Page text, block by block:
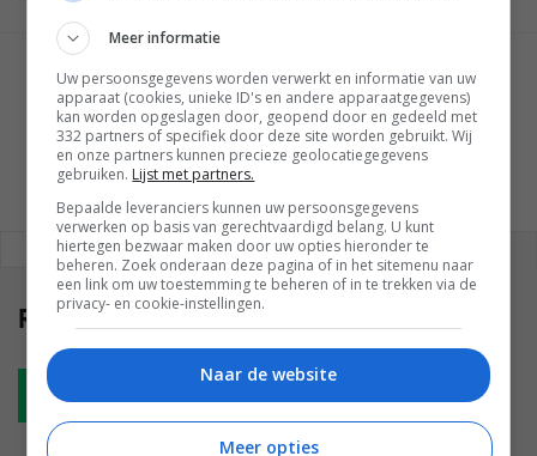
GESCHREVEN DOOR
TOM DIJKEMA
REAGEREN REACTIES (0)
Reacties(0)
Plaats reactie
Meer informatie
Uw persoonsgegevens worden verwerkt en informatie van uw
apparaat (cookies, unieke ID's en andere apparaatgegevens)
kan worden opgeslagen door, geopend door en gedeeld met
332 partners of specifiek door deze site worden gebruikt. Wij
en onze partners kunnen precieze geolocatiegegevens
gebruiken. Lijst met partners.
Bepaalde leveranciers kunnen uw persoonsgegevens
verwerken op basis van gerechtvaardigd belang. U kunt
hiertegen bezwaar maken door uw opties hieronder te
beheren. Zoek onderaan deze pagina of in het sitemenu naar
een link om uw toestemming te beheren of in te trekken via de
privacy- en cookie-instellingen.
Naar de website
Meer opties